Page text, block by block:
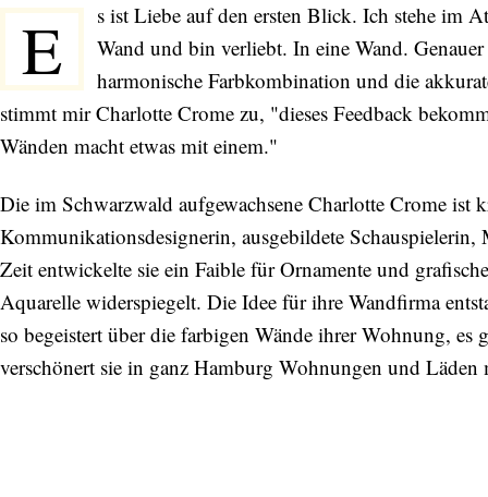
E
s ist Liebe auf den ersten Blick. Ich stehe im
Wand und bin verliebt. In eine Wand.
harmonische Farbkombination und die
stimmt mir Charlotte Crome zu, "dieses Feedback
Wänden macht etwas mit einem."
Die im Schwarzwald aufgewachsene Charlotte Crome ist
Kommunikationsdesignerin, ausgebildete
Zeit entwickelte sie ein Faible für Ornamente und
Aquarelle widerspiegelt. Die Idee für ihre Wandfirma
so begeistert über die farbigen Wände ihrer Wohnung,
verschönert sie in ganz Hamburg Wohnungen und